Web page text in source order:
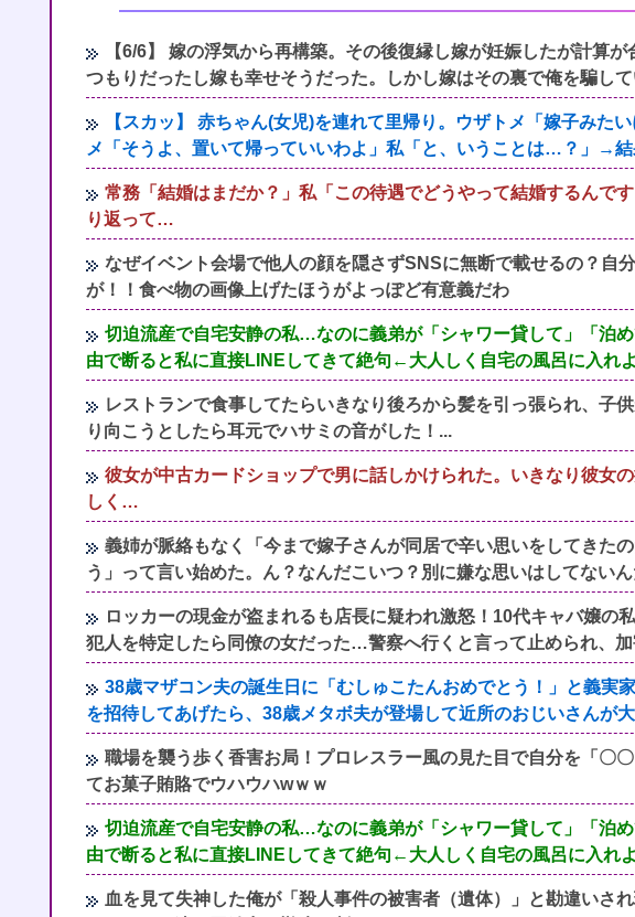
【6/6】 嫁の浮気から再構築。その後復縁し嫁が妊娠したが計算
つもりだったし嫁も幸せそうだった。しかし嫁はその裏で俺を騙して
【スカッ】 赤ちゃん(女児)を連れて里帰り。ウザトメ「嫁子みた
メ「そうよ、置いて帰っていいわよ」私「と、いうことは…？」→
常務「結婚はまだか？」私「この待遇でどうやって結婚するんで
り返って…
なぜイベント会場で他人の顔を隠さずSNSに無断で載せるの？自
が！！食べ物の画像上げたほうがよっぽど有意義だわ
切迫流産で自宅安静の私…なのに義弟が「シャワー貸して」「泊
由で断ると私に直接LINEしてきて絶句←大人しく自宅の風呂に入れよ
レストランで食事してたらいきなり後ろから髪を引っ張られ、子
り向こうとしたら耳元でハサミの音がした！...
彼女が中古カードショップで男に話しかけられた。いきなり彼女
しく…
義姉が脈絡もなく「今まで嫁子さんが同居で辛い思いをしてきた
う」って言い始めた。ん？なんだこいつ？別に嫌な思いはしてない
ロッカーの現金が盗まれるも店長に疑われ激怒！10代キャバ嬢の
犯人を特定したら同僚の女だった…警察へ行くと言って止められ、
38歳マザコン夫の誕生日に「むしゅこたんおめでとう！」と義実
を招待してあげたら、38歳メタボ夫が登場して近所のおじいさんが
職場を襲う歩く香害お局！プロレスラー風の見た目で自分を「〇
てお菓子賄賂でウハウハwｗｗ
切迫流産で自宅安静の私…なのに義弟が「シャワー貸して」「泊
由で断ると私に直接LINEしてきて絶句←大人しく自宅の風呂に入れよ
血を見て失神した俺が「殺人事件の被害者（遺体）」と勘違いさ